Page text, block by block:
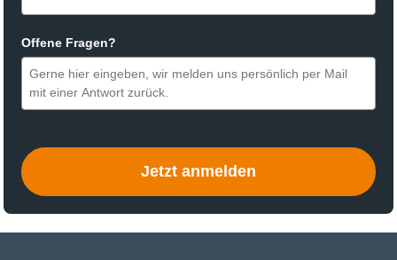
Offene Fragen?
Jetzt anmelden